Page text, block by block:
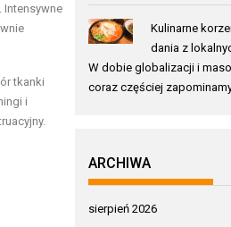
Intensywne
tkanki
i
Kulinarne
dania z
W dobie globalizacji i
coraz częściej zapominamy
ARCHIWA
sierpień 2026